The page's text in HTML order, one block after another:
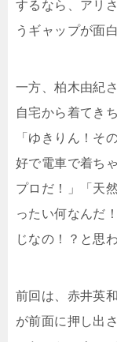
するなら、アリ
うギャップが面
一方、柏木由紀
自宅から着てき
「ゆきりん！そ
好で電車で着ち
プロだ！」「天
ったい何なんだ
じなの！？と思
前回は、赤井英
が前面に押し出